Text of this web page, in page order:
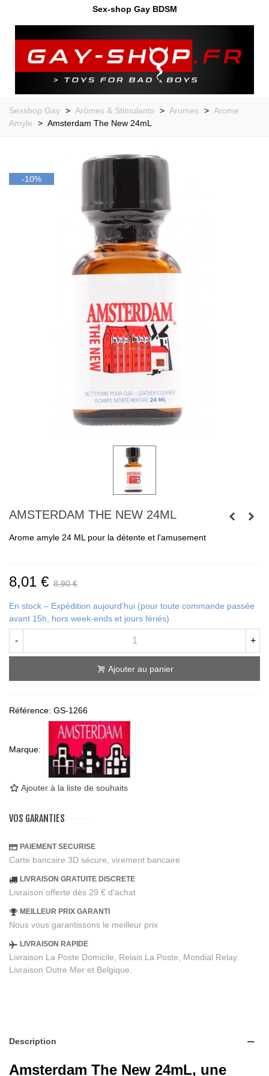
Sex-shop Gay BDSM
Sexshop Gay > Arômes & Stimulants > Aromes > Arome
Amyle
> Amsterdam The New 24mL
-10%
AMSTERDAM THE NEW 24ML
Arome amyle 24 ML pour la détente et l'amusement
8,01 € 8,90 €
En stock – Expédition aujourd'hui (pour toute commande passée
avant 15h, hors week-ends et jours fériés)
- +
Ajouter au panier
Référence: GS-1266
Marque:
Ajouter à la liste de souhaits
VOS GARANTIES
PAIEMENT SECURISE
Carte bancaire 3D sécure, virement bancaire
LIVRAISON GRATUITE DISCRETE
Livraison offerte dès 29 € d'achat
MEILLEUR PRIX GARANTI
Nous vous garantissons le meilleur prix
LIVRAISON RAPIDE
Livraison La Poste Domicile, Relais La Poste, Mondial Relay.
Livraison Outre Mer et Belgique.
Description
Amsterdam The New 24mL, une